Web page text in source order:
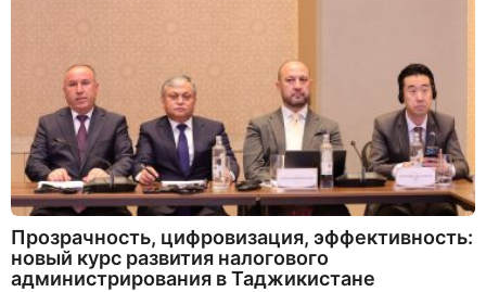
Прозрачность, цифровизация, эффективность:
новый курс развития налогового
администрирования в Таджикистане